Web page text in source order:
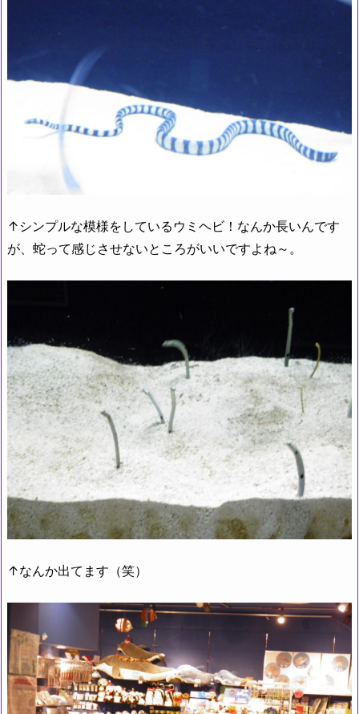
↑シンプルな模様をしているウミヘビ！なんか長いんです
が、蛇って感じさせないところがいいですよね～。
↑なんか出てます（笑）